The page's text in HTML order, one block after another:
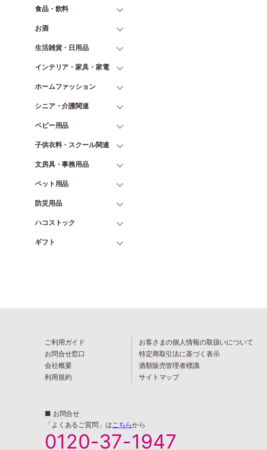
食品・飲料
お酒
生活雑貨・日用品
インテリア・家具・家電
ホームファッション
シニア・介護関連
ベビー用品
子供衣料・スクール関連
文房具・事務用品
ペット用品
防災用品
ハコストック
ギフト
ご利用ガイド
お問合せ窓口
会社概要
利用規約
お客さまの個人情報の取扱いについて
特定商取引法に基づく表示
酒類販売管理者標識
サイトマップ
■ お問合せ
「よくあるご質問」はこちらから
0120-37-1947